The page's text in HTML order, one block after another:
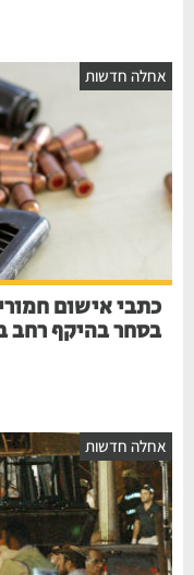
אחלה חדשות
בסחר בהיקף רחב
אחלה חדשות